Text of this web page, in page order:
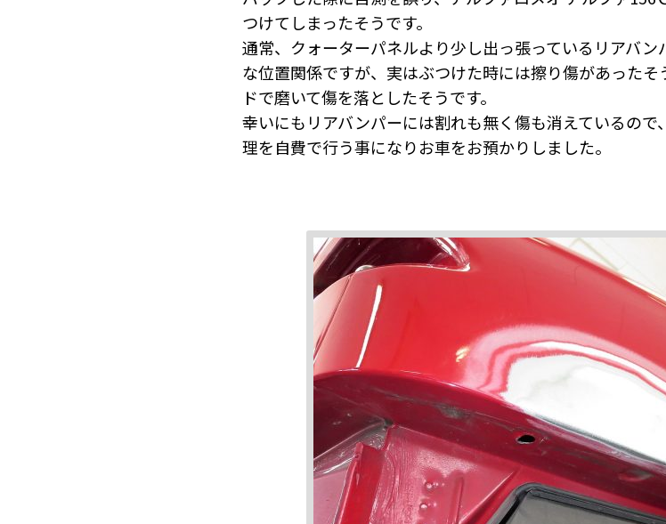
つけてしまったそうです。
通常、クォーターパネルより少し出っ張っているリアバ
な位置関係ですが、実はぶつけた時には擦り傷があった
ドで磨いて傷を落としたそうです。
幸いにもリアバンパーには割れも無く傷も消えているの
理を自費で行う事になりお車をお預かりしました。